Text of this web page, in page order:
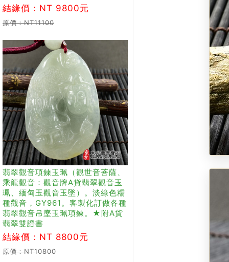
結緣價：NT 9800元
原價：NT11100
翡翠觀音項鍊玉珮（觀世音菩薩、
乘龍觀音：觀音牌A貨翡翠觀音玉
珮、緬甸玉觀音玉墜）。淡綠色糯
種觀音，GY961。客製化訂做各種
翡翠觀音吊墜玉珮項鍊。★附A貨
翡翠雙證書
結緣價：NT 8800元
原價：NT10800